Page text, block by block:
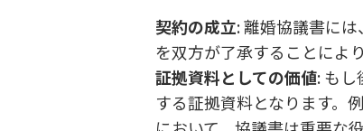
契約の成立: 離婚協議書に
を双方が了承することによ
証拠資料としての価値: も
する証拠資料となります。